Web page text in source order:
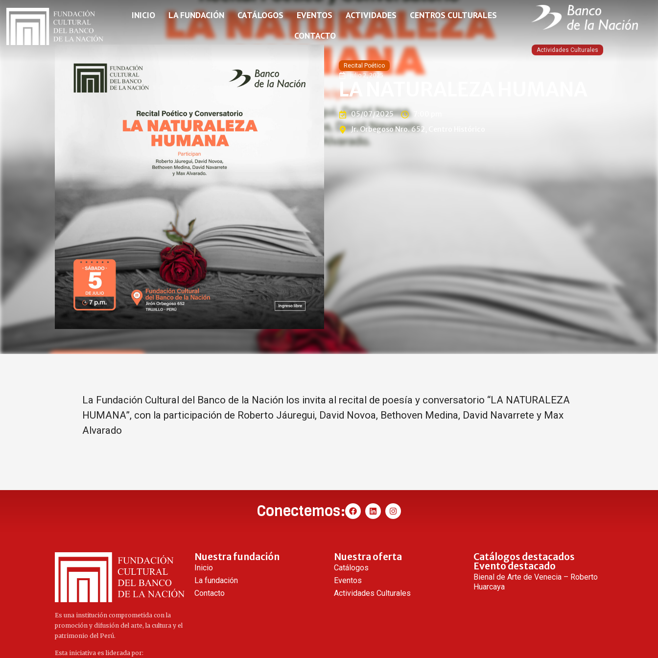
INICIO LA FUNDACIÓN CATÁLOGOS EVENTOS ACTIVIDADES
CENTROS CULTURALES
CONTACTO
Actividades Culturales
Recital Poético
julio 2, 2025
LA NATURALEZA HUMANA
05/07/2025
Jr. Orbegoso Nro. 652, Centro Histórico
La Fundación Cultural del Banco de la Nación los invita al recital de poesía y conversatorio “LA NATURALEZA
HUMANA”, con la participación de Roberto Jáuregui, David Novoa, Bethoven Medina, David Navarrete y Max
Alvarado
Conectemos:
Es una institución comprometida con la
promoción y difusión del arte, la cultura y el
patrimonio del Perú.
Esta iniciativa es liderada por:
Nuestra fundación
Inicio
La fundación
Contacto
Nuestra oferta
Catálogos
Eventos
Actividades Culturales
Catálogos destacados
Evento destacado
Bienal de Arte de Venecia – Roberto
Huarcaya